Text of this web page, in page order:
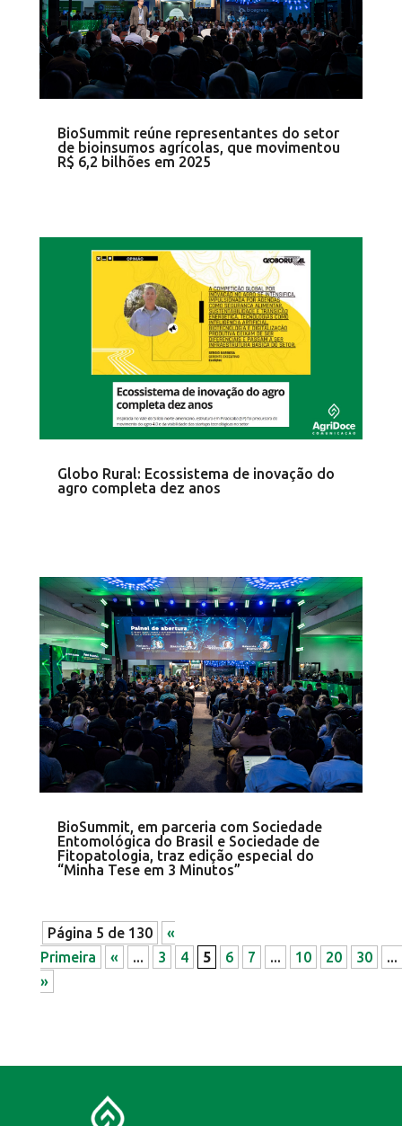
BioSummit reúne representantes do setor
de bioinsumos agrícolas, que movimentou
R$ 6,2 bilhões em 2025
Globo Rural: Ecossistema de inovação do
agro completa dez anos
BioSummit, em parceria com Sociedade
Entomológica do Brasil e Sociedade de
Fitopatologia, traz edição especial do
“Minha Tese em 3 Minutos”
Página 5 de 130
«
Primeira
« ... 3 4 5 6 7 ... 10 20 30
...
»